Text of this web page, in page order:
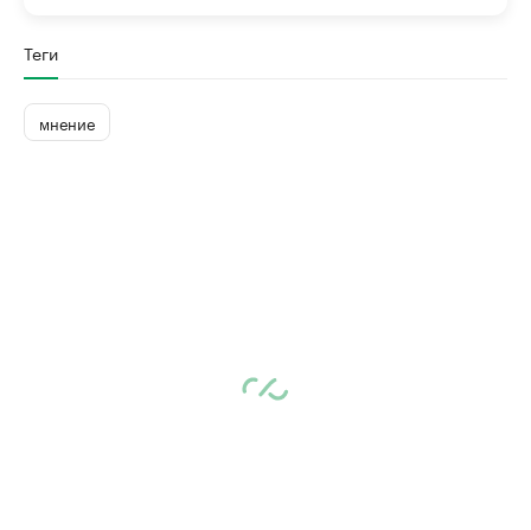
Теги
мнение